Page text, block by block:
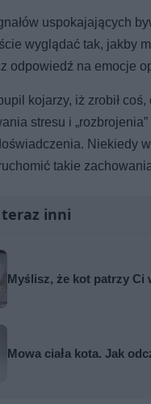
uspokajających
wyglądać tak, jakby
odpowiedź na emocje
kojarzy, iż zrobił
stresu i
Niekiedy
takie
inni
Myślisz, że kot patrzy Ci
Mowa ciała kota. Jak